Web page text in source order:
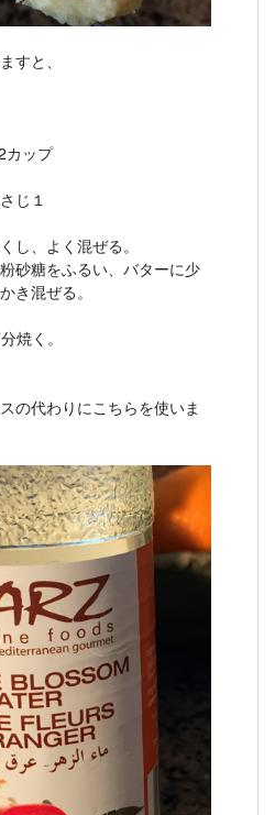
すと、
ップ
じ１
し、よく混ぜる。
砂糖をふるい、バターに少
き混ぜる。
焼く。
の代わりにこちらを使いま